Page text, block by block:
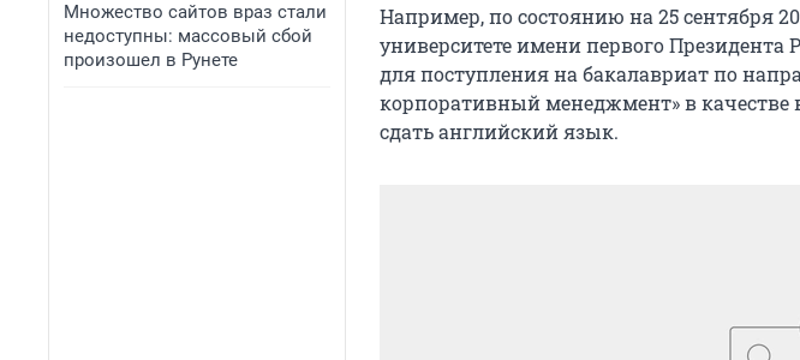
Множество сайтов враз стали
недоступны: массовый сбой
произошел в Рунете
Например, по состоянию на 25 сентября
университете имени первого Президента
для поступления на бакалавриат по
корпоративный менеджмент» в
сдать английский язык.